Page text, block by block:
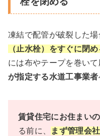
凍結で配管が破裂した場
（止水栓）をすぐに閉め
には布やテープを巻い
が指定する水道工事業者
賃貸住宅にお住まい
る前に、
まず管理会